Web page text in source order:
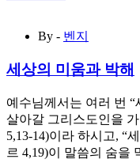
By - 벤지
세상의 미움과 박해
예수님께서는 여러 번
살아갈 그리스도인을
5,13-14)이라 하시고, “
르 4,19)이 말씀의 숨을